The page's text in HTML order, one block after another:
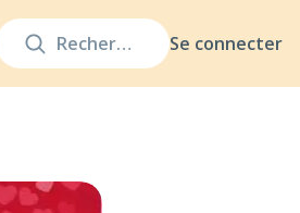
Se connecter